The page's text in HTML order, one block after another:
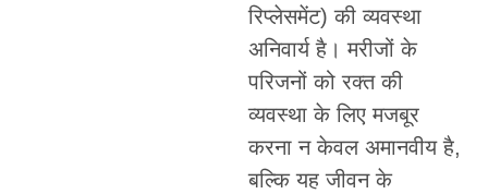
रिप्लेसमेंट) की व्यवस्था
अनिवार्य है। मरीजों के
परिजनों को रक्त की
व्यवस्था के लिए मजबूर
करना न केवल अमानवीय है,
बल्कि यह जीवन के